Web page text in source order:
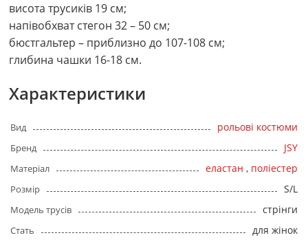
висота трусиків 19 см;
напівобхват стегон 32 – 50 см;
бюстгальтер – приблизно до 107-108 см;
глибина чашки 16-18 см.
Характеристики
Вид рольові костюми
Бренд JSY
Матеріал еластан , поліестер
Розмір S/L
Модель трусів стрінги
Стать для жінок